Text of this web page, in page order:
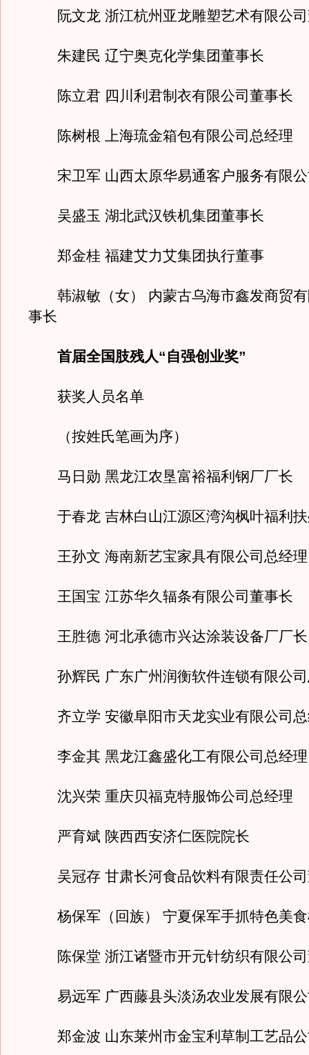
阮文龙 浙江杭州亚龙雕塑艺术有限公司
朱建民 辽宁奥克化学集团董事长
陈立君 四川利君制衣有限公司董事长
陈树根 上海琉金箱包有限公司总经理
宋卫军 山西太原华易通客户服务有限公
吴盛玉 湖北武汉铁机集团董事长
郑金桂 福建艾力艾集团执行董事
韩淑敏（女） 内蒙古乌海市鑫发商贸有
事长
首届全国肢残人“自强创业奖”
获奖人员名单
（按姓氏笔画为序）
马日勋 黑龙江农垦富裕福利钢厂厂长
于春龙 吉林白山江源区湾沟枫叶福利扶
王孙文 海南新艺宝家具有限公司总经理
王国宝 江苏华久辐条有限公司董事长
王胜德 河北承德市兴达涂装设备厂厂长
孙辉民 广东广州润衡软件连锁有限公司
齐立学 安徽阜阳市天龙实业有限公司总
李金其 黑龙江鑫盛化工有限公司总经理
沈兴荣 重庆贝福克特服饰公司总经理
严育斌 陕西西安济仁医院院长
吴冠存 甘肃长河食品饮料有限责任公司
杨保军（回族） 宁夏保军手抓特色美食
陈保堂 浙江诸暨市开元针纺织有限公司
易远军 广西藤县头淡汤农业发展有限公
郑金波 山东莱州市金宝利草制工艺品公